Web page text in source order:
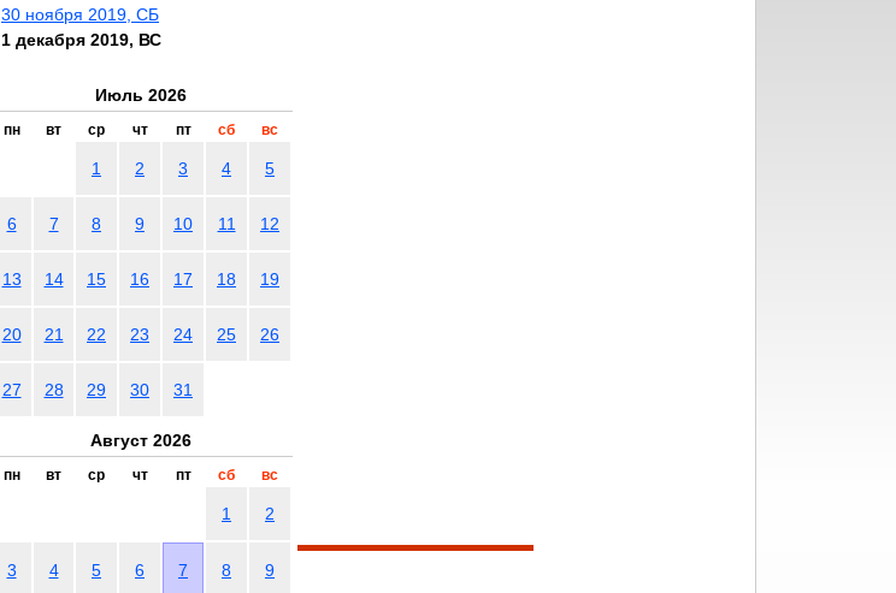
30 ноября 2019, СБ
1 декабря 2019, ВС
Июль 2026
пн вт ср чт пт сб вс
1 2 3 4 5
6 7 8 9 10 11 12
13 14 15 16 17 18 19
20 21 22 23 24 25 26
27 28 29 30 31
Август 2026
пн вт ср чт пт сб вс
1 2
3 4 5 6 7 8 9